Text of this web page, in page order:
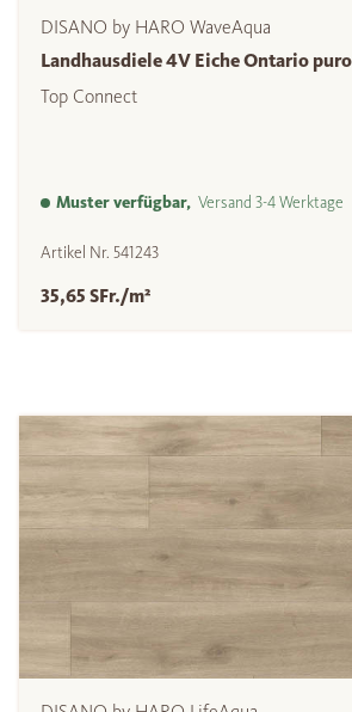
DISANO by HARO WaveAqua
Landhausdiele 4V Eiche Ontario
Top Connect
Muster verfügbar, Versand 3-4 Werktage
Artikel Nr. 541243
35,65 SFr./m²